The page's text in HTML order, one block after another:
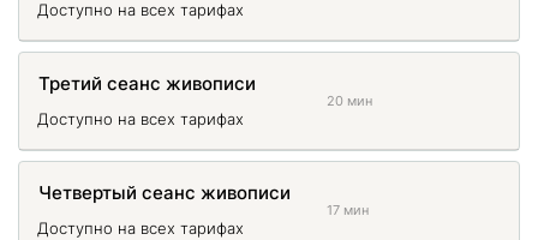
Доступно на всех тарифах
Третий сеанс живописи
Доступно на всех тарифах
20 мин
Четвертый сеанс живописи
Доступно на всех тарифах
17 мин